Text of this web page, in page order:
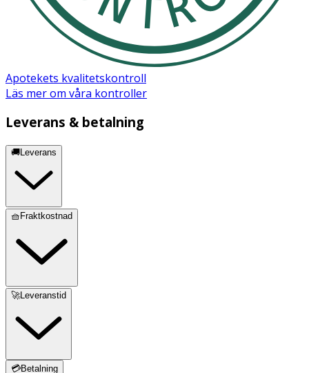
Apotekets kvalitetskontroll
Läs mer om våra kontroller
Leverans & betalning
🚚Leverans
🧺Fraktkostnad
🚀Leveranstid
💳Betalning